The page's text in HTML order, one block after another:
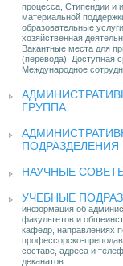
процесса, Стипендии и
материальной
образовательные
хозяйственная
Вакантные места для
(перевода), Доступная
Международное
ГРУППА
ПОДРАЗДЕЛЕНИЯ
НАУЧНЫЕ
УЧЕБНЫЕ
информация об
факультетов и
кафедр, направлениях
профессорско-
составе, адреса и
деканатов